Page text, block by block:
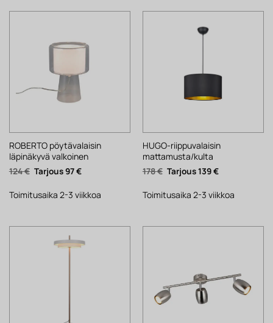
ROBERTO pöytävalaisin
läpinäkyvä valkoinen
124€ Alkuperäinen
hinta
124 €.
97€Nykyinen
97 €.
Toimitusaika 2-3 viikkoa
HUGO-riippuvalaisin
mattamusta/kulta
178€ Alkuperäinen
hinta
178 €.
139€Nykyinen
139 €.
Toimitusaika 2-3 viikkoa